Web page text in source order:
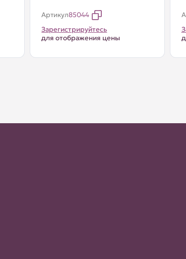
Артикул85044
Зарегистрируйтесь
для отображения цены